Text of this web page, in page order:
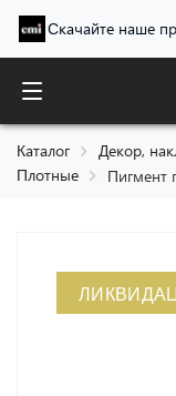
Скачайте наше
Каталог Декор,
Плотные
Пигмент